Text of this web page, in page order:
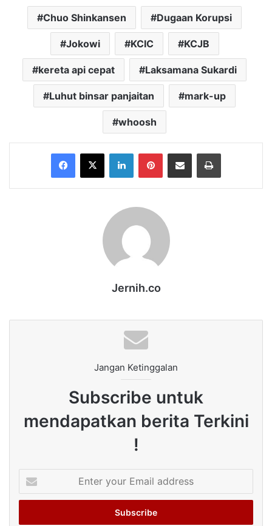
Chuo Shinkansen Dugaan Korupsi
Jokowi KCIC KCJB
kereta api cepat Laksamana Sukardi
Luhut binsar panjaitan mark-up
whoosh
Facebook
X LinkedInPinterestShare via Email Print
Jernih.co
Jangan Ketinggalan
Subscribe untuk
mendapatkan berita Terkini
!
your
Email